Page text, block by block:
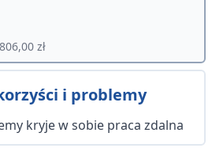
zł
i problemy
kryje w sobie praca zdalna